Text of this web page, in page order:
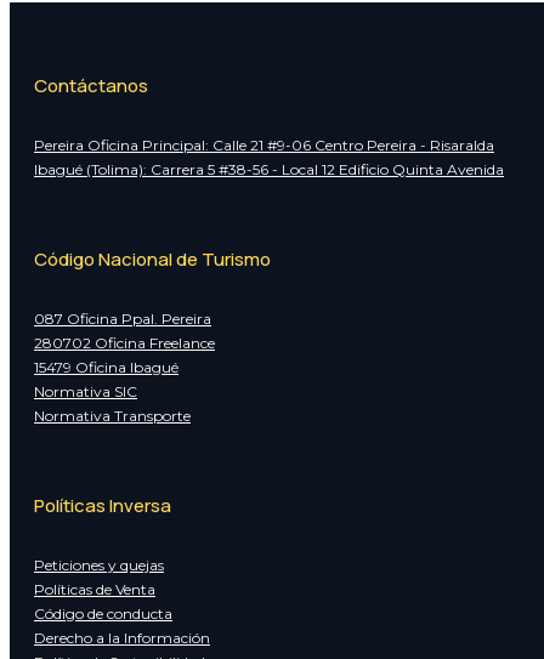
Contáctanos
Pereira Oficina Principal: Calle 21 #9-06 Centro Pereira - Risaralda
Ibagué (Tolima): Carrera 5 #38-56 - Local 12 Edificio Quinta Avenida
Código Nacional de Turismo
087 Oficina Ppal. Pereira
280702 Oficina Freelance
15479 Oficina Ibagué
Normativa SIC
Normativa Transporte
Políticas Inversa
Peticiones y quejas
Políticas de Venta
Código de conducta
Derecho a la Información